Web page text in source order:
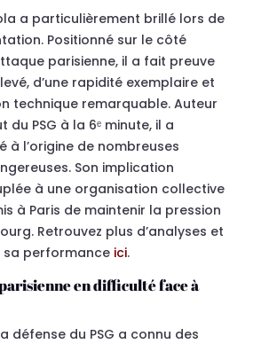
a particulièrement brillé lors de
Positionné sur le côté
parisienne, il a fait preuve
d’une rapidité exemplaire et
technique remarquable. Auteur
du PSG à la 6ᵉ minute, il a
à l’origine de nombreuses
Son implication
à une organisation collective
à Paris de maintenir la pression
Retrouvez plus d’analyses et
sa performance ici.
en difficulté face à
défense du PSG a connu des